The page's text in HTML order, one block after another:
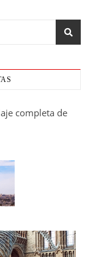
completa de